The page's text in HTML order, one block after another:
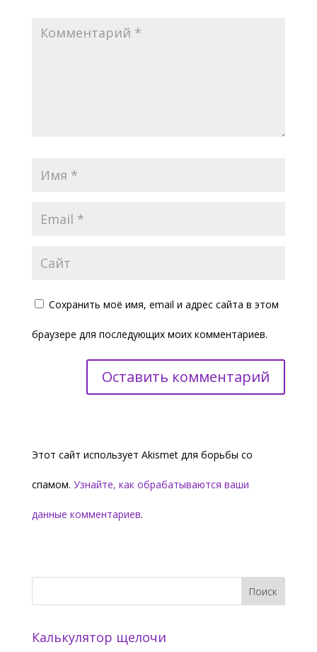
Сохранить моё имя, email и адрес сайта в этом
браузере для последующих моих комментариев.
Этот сайт использует Akismet для борьбы со
спамом. Узнайте, как обрабатываются ваши
данные комментариев.
Калькулятор щелочи